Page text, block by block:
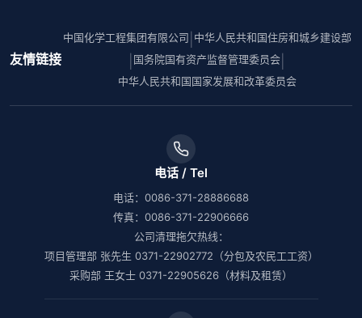
友情链接
中国化学工程集团有限公司 中华人民共和国住房和城乡建设部
国务院国有资产监督管理委员会
中华人民共和国国家发展和改革委员会
电话 / Tel
电话：0086-371-28886688
传真：0086-371-22906666
公司清理拖欠热线：
项目管理部 张先生 0371-22902772（分包及农民工工资）
采购部 王女士 0371-22905626（材料及租赁）